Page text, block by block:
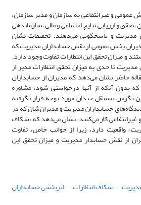
و غیرانتفاعی به سازمان و مدیر سازمان،
تحقق و ارزیابی نتایج اجتماعی و مالی، سازماندهی
و پاسخگویی می‌دهند. تحقیقات نشان
بخش عمومی از نقش حسابداران مدیریت که
و میزان تحقق این انتظارات تفاوت وجود دارد.
تا حدی به میزان تحقق انتظارات مدیر از
حاضر نشان می‌دهد که مدیران از حسابداران
بدون آنکه از آنها درخواستی شود، مشاوره
نگرش مستقل چندان مورد توجه قرار نگرفته
حسابداران مدیریت و مدیران‌شان که در
کار می‌کنند، نشان می‌دهد که «شکاف
واقعیت دارد، زیرا از جوانب خاص، تفاوت
از نقش حسابدار مدیریت و میزان تحقق این
شکاف انتظارات اثربخشی حسابداران